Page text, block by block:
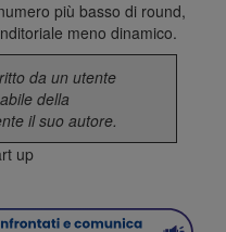
più basso di round,
meno dinamico.
da un utente
della
il suo autore.
up